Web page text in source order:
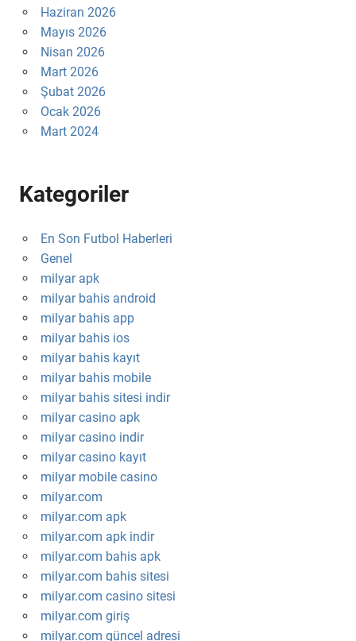
Haziran 2026
Mayıs 2026
Nisan 2026
Mart 2026
Şubat 2026
Ocak 2026
Mart 2024
Kategoriler
En Son Futbol Haberleri
Genel
milyar apk
milyar bahis android
milyar bahis app
milyar bahis ios
milyar bahis kayıt
milyar bahis mobile
milyar bahis sitesi indir
milyar casino apk
milyar casino indir
milyar casino kayıt
milyar mobile casino
milyar.com
milyar.com apk
milyar.com apk indir
milyar.com bahis apk
milyar.com bahis sitesi
milyar.com casino sitesi
milyar.com giriş
milyar.com güncel adresi